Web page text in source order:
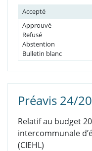
Accepté
Approuvé
Refusé
Abstention
Bulletin blanc
Préavis 24/
Relatif au budget
intercommunale
(CIEHL)